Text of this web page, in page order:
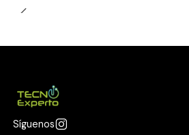
Síguenos